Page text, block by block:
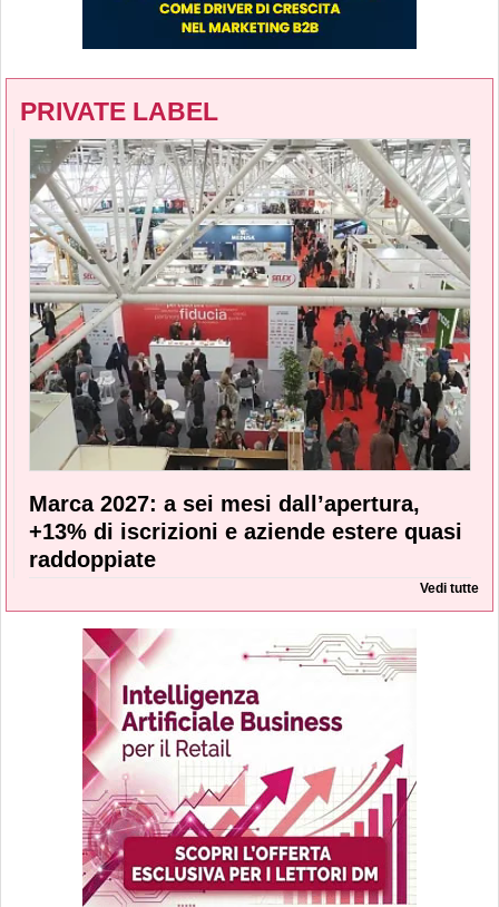
PRIVATE LABEL
Marca 2027: a sei mesi dall’apertura,
+13% di iscrizioni e aziende estere quasi
raddoppiate
Vedi tutte